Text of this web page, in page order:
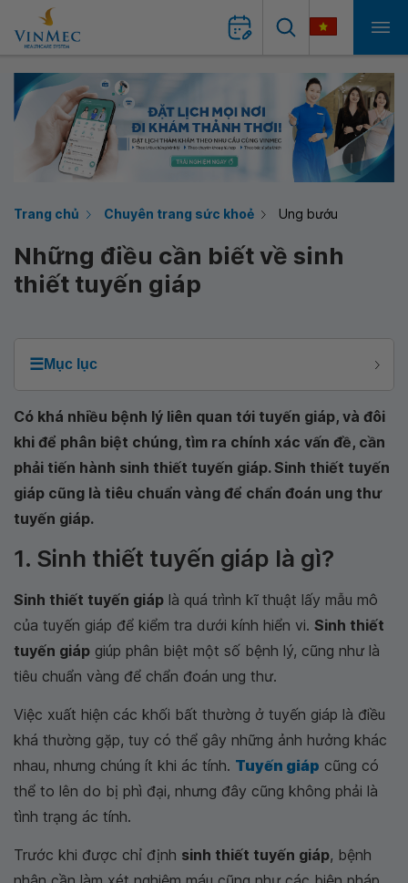
Trang chủ Chuyên trang sức khoẻ Ung bướu
Những điều cần biết về sinh
thiết tuyến giáp
☰Mục lục
Có khá nhiều bệnh lý liên quan tới tuyến giáp, và đôi
khi để phân biệt chúng, tìm ra chính xác vấn đề, cần
phải tiến hành sinh thiết tuyến giáp. Sinh thiết tuyến
giáp cũng là tiêu chuẩn vàng để chẩn đoán ung thư
tuyến giáp.
1. Sinh thiết tuyến giáp là gì?
Sinh thiết tuyến giáp là quá trình kĩ thuật lấy mẫu mô
của tuyến giáp để kiểm tra dưới kính hiển vi. Sinh thiết
tuyến giáp giúp phân biệt một số bệnh lý, cũng như là
tiêu chuẩn vàng để chẩn đoán ung thư.
Việc xuất hiện các khối bất thường ở tuyến giáp là điều
khá thường gặp, tuy có thể gây những ảnh hưởng khác
nhau, nhưng chúng ít khi ác tính. Tuyến giáp cũng có
thể to lên do bị phì đại, nhưng đây cũng không phải là
tình trạng ác tính.
Trước khi được chỉ định sinh thiết tuyến giáp, bệnh